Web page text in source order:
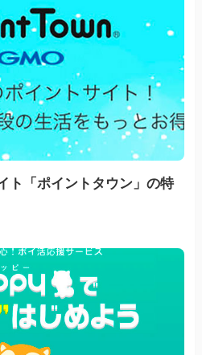
ト「ポイントタウン」の特